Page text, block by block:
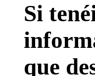
Si
que